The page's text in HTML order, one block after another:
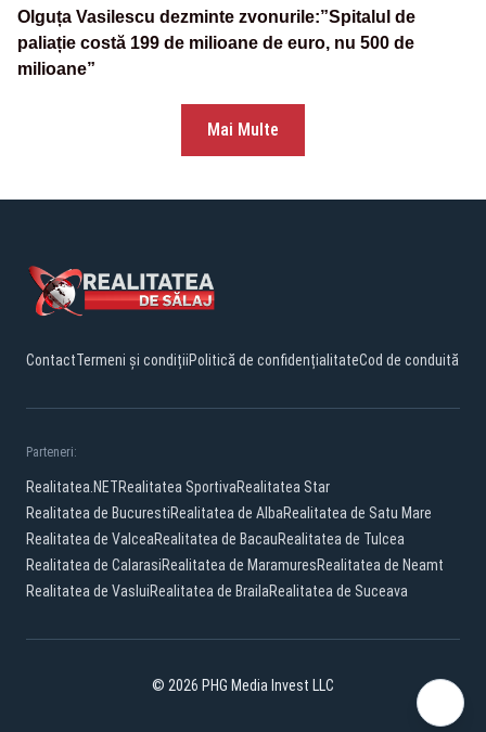
Olguța Vasilescu dezminte zvonurile:”Spitalul de
paliație costă 199 de milioane de euro, nu 500 de
milioane”
Mai Multe
ContactTermeni și condițiiPolitică de confidențialitateCod de conduită
Parteneri:
Realitatea.NETRealitatea SportivaRealitatea Star
Realitatea de BucurestiRealitatea de AlbaRealitatea de Satu Mare
Realitatea de ValceaRealitatea de BacauRealitatea de Tulcea
Realitatea de CalarasiRealitatea de MaramuresRealitatea de Neamt
Realitatea de VasluiRealitatea de BrailaRealitatea de Suceava
© 2026 PHG Media Invest LLC